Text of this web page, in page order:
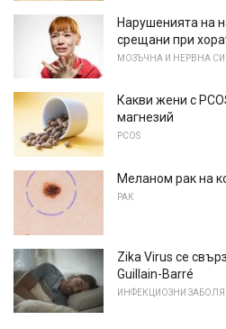
Нарушенията на
срещани при
МОЗЪЧНА И НЕРВНА
Какви жени с
магнезий
PCOS
Меланом рак на
РАК
Zika Virus се
Guillain-Barré
ИНФЕКЦИОЗНИ